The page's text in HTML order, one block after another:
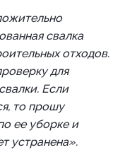
свалка
отходов.
для
Если
то прошу
ее уборке и
устранена».